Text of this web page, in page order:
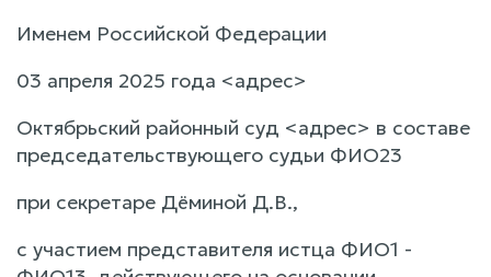
Именем Российской Федерации
03 апреля 2025 года <адрес>
Октябрьский районный суд <адрес> в составе
председательствующего судьи ФИО23
при секретаре Дёминой Д.В.,
с участием представителя истца ФИО1 -